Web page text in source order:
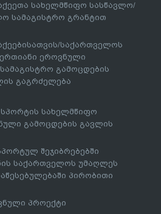
სახელმწიფო სასწავლო/
სამაგისტრო გრანტით
საქართველოს
ეროვნული
გამოცდების
გაგრძელება
სახელმწიფო
გამოცდების გავლის
შეჯიბრებებში
საქართველოს უმაღლეს
პირობითი
პროექტი